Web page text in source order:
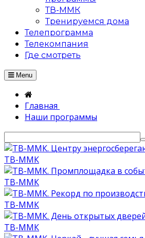
ТВ-ММК
Тренируемся дома
Телепрограмма
Телекомпания
Где смотреть
Menu
Главная
Наши программы
ТВ-ММК
ТВ-ММК
ТВ-ММК
ТВ-ММК